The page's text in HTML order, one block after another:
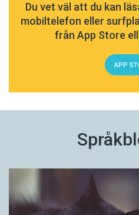
Du vet väl att du kan
mobiltelefon eller
från App Store
APP